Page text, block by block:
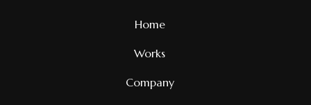
Home
Works
Company